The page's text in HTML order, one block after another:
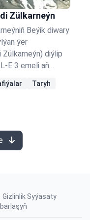
Zülkarneýn
Beýik diwary
ýer
Zülkarneýn) diýlip
E 3 emeli aň
keramatly
da "iki zamanyň
nädogrydyr,
sygynan,
Taryh
Gizlinlik Syýasaty